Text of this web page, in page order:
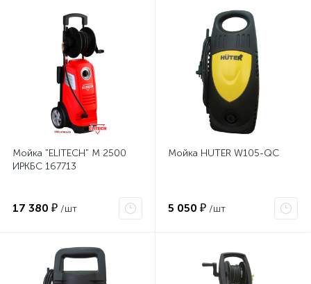
Мойка "ELITECH" М 2500
ИРКБС 167713
17 380 ₽ /шт
Мойка HUTER W105-QC
5 050 ₽ /шт